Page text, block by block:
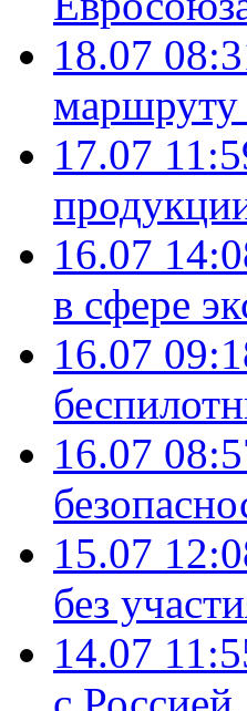
18.07
17.07
16.07
в сфере
16.07
16.07
15.07
без
14.07